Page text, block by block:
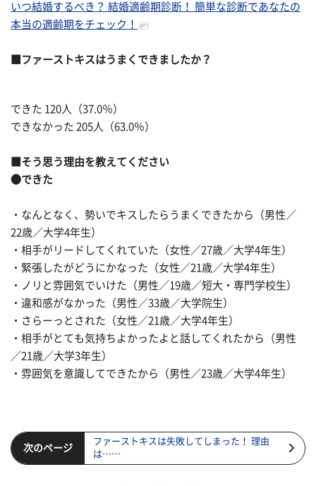
いつ結婚するべき？ 結婚適齢期診断！ 簡単な診断であなたの
本当の適齢期をチェック！
ファーストキスはうまくできましたか？
できた 120人（37.0％）
できなかった 205人（63.0％）
■そう思う理由を教えてください
●できた
・なんとなく、勢いでキスしたらうまくできたから（男性／
22歳／大学4年生）
・相手がリードしてくれていた（女性／27歳／大学4年生）
・緊張したがどうにかなった（女性／21歳／大学4年生）
・ノリと雰囲気でいけた（男性／19歳／短大・専門学校生）
・違和感がなかった（男性／33歳／大学院生）
・さらーっとされた（女性／21歳／大学4年生）
・相手がとても気持ちよかったよと話してくれたから（男性
／21歳／大学3年生）
・雰囲気を意識してできたから（男性／23歳／大学4年生）
次のページ
ファーストキスは失敗してしまった！ 理由
は……